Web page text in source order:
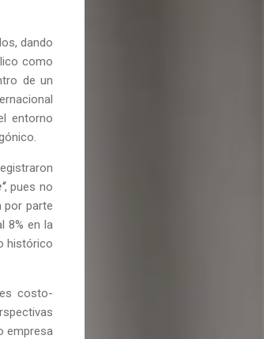
dando
como
de un
entorno
, pues no
por parte
8% en la
histórico
costo-
empresa